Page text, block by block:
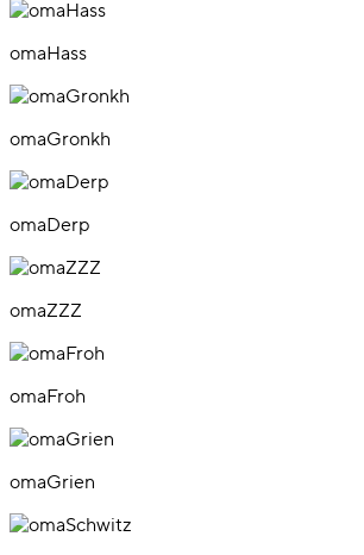
omaHass
omaGronkh
omaDerp
omaZZZ
omaFroh
omaGrien